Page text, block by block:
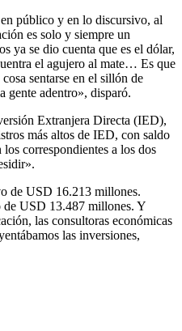
público y en lo discursivo, al
es solo y siempre un
ya se dio cuenta que es el dólar,
el agujero al mate… Es que
sentarse en el sillón de
gente adentro», disparó.
Extranjera Directa (IED),
más altos de IED, con saldo
correspondientes a los dos
de USD 16.213 millones.
de USD 13.487 millones. Y
las consultoras económicas
las inversiones,